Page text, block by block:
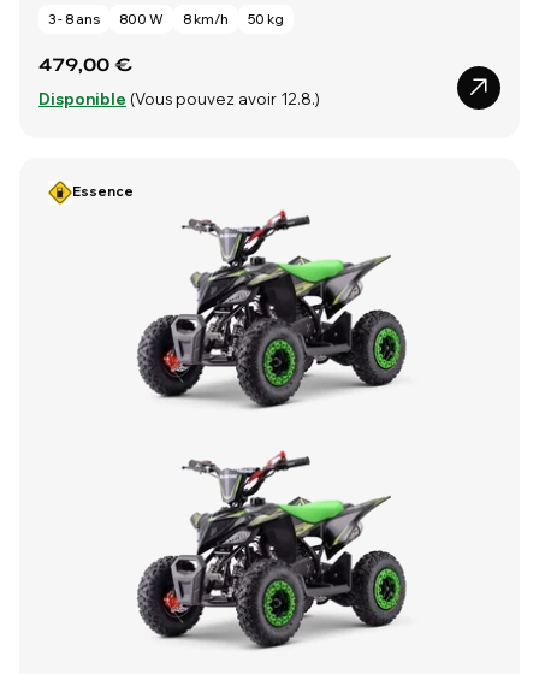
3 - 8 ans 800 W 8 km/h 50 kg
479,00 €
Disponible (Vous pouvez avoir 12.8.)
Essence